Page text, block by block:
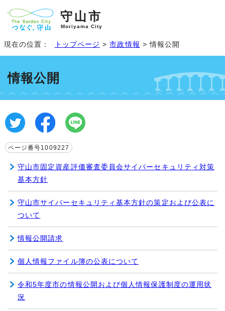
守山市
Moriyama City
現在の位置： トップページ >市政情報 > 情報公開
情報公開
ページ番号1009227
守山市固定資産評価審査委員会サイバーセキュリティ対策
基本方針
守山市サイバーセキュリティ基本方針の策定および公表に
ついて
情報公開請求
個人情報ファイル簿の公表について
令和5年度市の情報公開および個人情報保護制度の運用状
況